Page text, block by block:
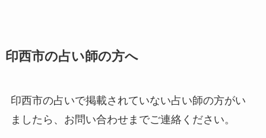
印西市の占い師の方へ
印西市の占いで掲載されていない占い師の方がい
ましたら、お問い合わせまでご連絡ください。